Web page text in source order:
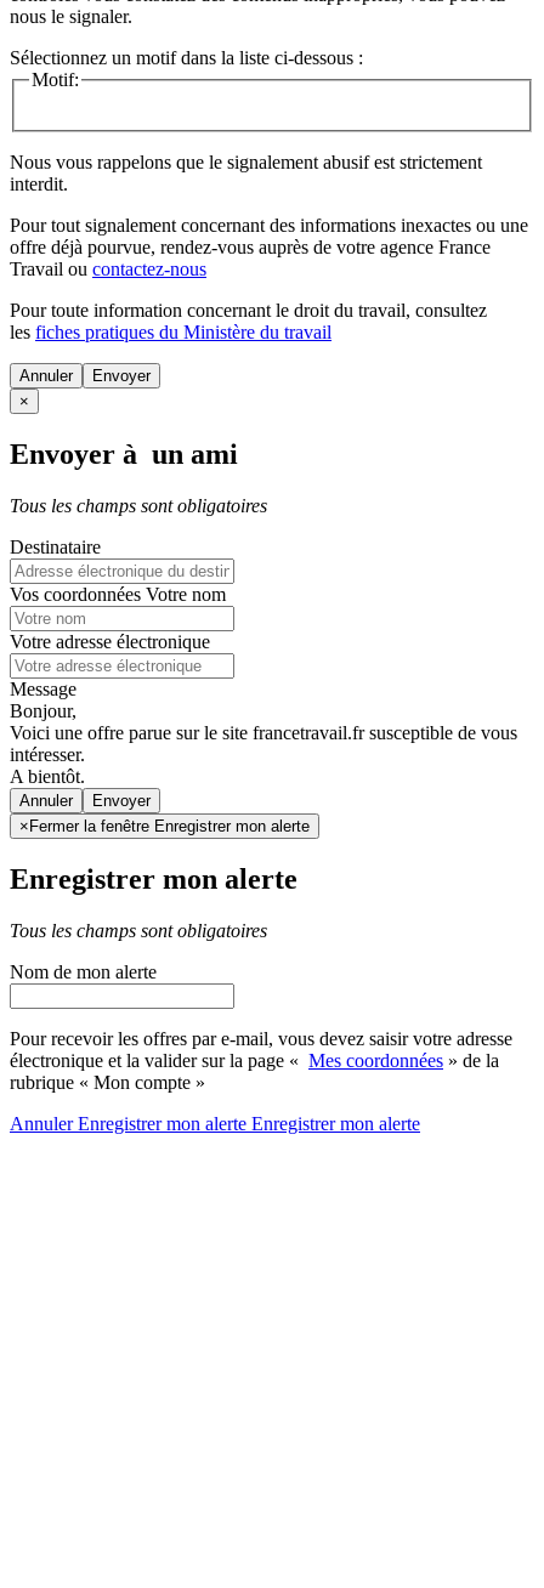
nous le signaler.
Sélectionnez un motif dans la liste ci-dessous :
Motif:
Nous vous rappelons que le signalement abusif est strictement
interdit.
Pour tout signalement concernant des informations inexactes ou une
offre déjà pourvue, rendez-vous auprès de votre agence France
Travail ou contactez-nous
Pour toute information concernant le droit du travail, consultez
les fiches pratiques du Ministère du travail
Annuler
×
Envoyer à un ami
Tous les champs sont obligatoires
Destinataire
Vos coordonnées Votre nom
Votre adresse électronique
Message
Bonjour,
Voici une offre parue sur le site francetravail.fr susceptible de vous
intéresser.
A bientôt.
Annuler
× Fermer la fenêtre Enregistrer mon alerte
Enregistrer mon alerte
Tous les champs sont obligatoires
Nom de mon alerte
Pour recevoir les offres par e-mail, vous devez saisir votre adresse
électronique et la valider sur la page « Mes coordonnées » de la
rubrique « Mon compte »
AnnulerEnregistrer mon alerte Enregistrermon alerte